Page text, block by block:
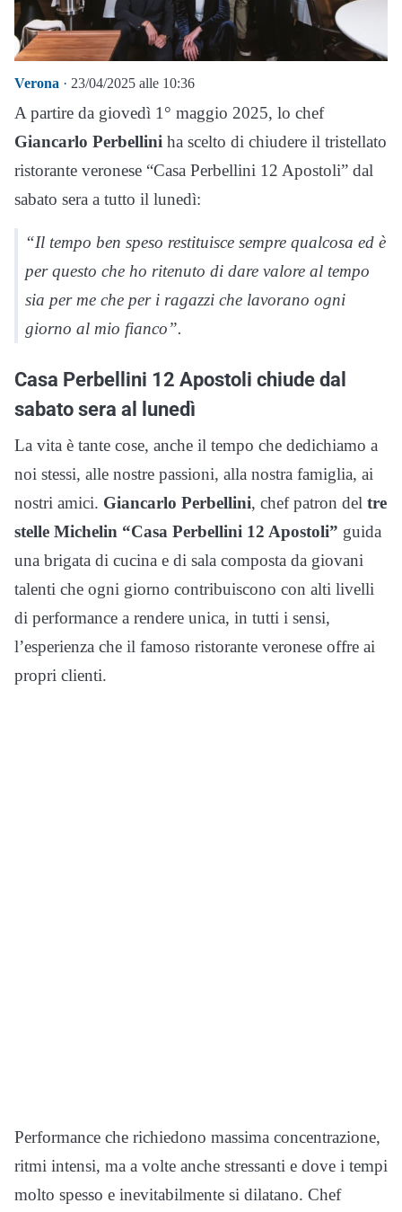
Verona · 23/04/2025 alle 10:36
A partire da giovedì 1° maggio 2025, lo chef
Giancarlo Perbellini ha scelto di chiudere il tristellato
ristorante veronese “Casa Perbellini 12 Apostoli” dal
sabato sera a tutto il lunedì:
“Il tempo ben speso restituisce sempre qualcosa ed è
per questo che ho ritenuto di dare valore al tempo
sia per me che per i ragazzi che lavorano ogni
giorno al mio fianco”.
Casa Perbellini 12 Apostoli chiude dal
sabato sera al lunedì
La vita è tante cose, anche il tempo che dedichiamo a
noi stessi, alle nostre passioni, alla nostra famiglia, ai
nostri amici. Giancarlo Perbellini, chef patron del tre
stelle Michelin “Casa Perbellini 12 Apostoli” guida
una brigata di cucina e di sala composta da giovani
talenti che ogni giorno contribuiscono con alti livelli
di performance a rendere unica, in tutti i sensi,
l’esperienza che il famoso ristorante veronese offre ai
propri clienti.
Performance che richiedono massima concentrazione,
ritmi intensi, ma a volte anche stressanti e dove i tempi
molto spesso e inevitabilmente si dilatano. Chef